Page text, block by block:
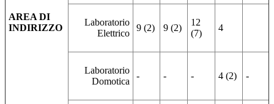
AREA DI
INDIRIZZO
Laboratorio
Elettrico
9 (2) 9 (2)
12
(7)
4
Laboratorio
Domotica
- - - 4 (2) -